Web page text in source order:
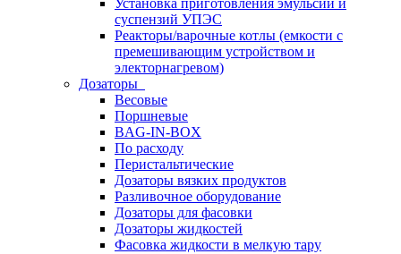
Установка приготовления эмульсий и
суспензий УПЭС
Реакторы/варочные котлы (емкости с
премешивающим устройством и
электорнагревом)
Дозаторы
Весовые
Поршневые
BAG-IN-BOX
По расходу
Перистальтические
Дозаторы вязких продуктов
Разливочное оборудование
Дозаторы для фасовки
Дозаторы жидкостей
Фасовка жидкости в мелкую тару